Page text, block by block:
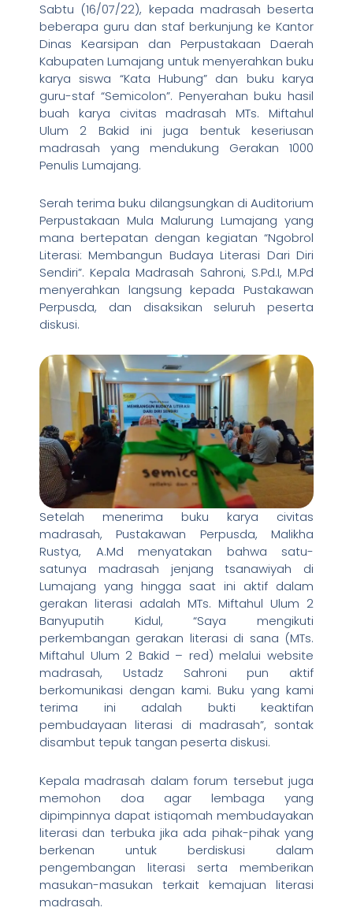
Sabtu (16/07/22), kepada madrasah beserta
beberapa guru dan staf berkunjung ke Kantor
Dinas Kearsipan dan Perpustakaan Daerah
Kabupaten Lumajang untuk menyerahkan buku
karya siswa “Kata Hubung” dan buku karya
guru-staf “Semicolon”. Penyerahan buku hasil
buah karya civitas madrasah MTs. Miftahul
Ulum 2 Bakid ini juga bentuk keseriusan
madrasah yang mendukung Gerakan 1000
Penulis Lumajang.
Serah terima buku dilangsungkan di Auditorium
Perpustakaan Mula Malurung Lumajang yang
mana bertepatan dengan kegiatan “Ngobrol
Literasi: Membangun Budaya Literasi Dari Diri
Sendiri”. Kepala Madrasah Sahroni, S.Pd.I, M.Pd
menyerahkan langsung kepada Pustakawan
Perpusda, dan disaksikan seluruh peserta
diskusi.
Setelah menerima buku karya civitas
madrasah, Pustakawan Perpusda, Malikha
Rustya, A.Md menyatakan bahwa satu-
satunya madrasah jenjang tsanawiyah di
Lumajang yang hingga saat ini aktif dalam
gerakan literasi adalah MTs. Miftahul Ulum 2
Banyuputih Kidul, “Saya mengikuti
perkembangan gerakan literasi di sana (MTs.
Miftahul Ulum 2 Bakid – red) melalui website
madrasah, Ustadz Sahroni pun aktif
berkomunikasi dengan kami. Buku yang kami
terima ini adalah bukti keaktifan
pembudayaan literasi di madrasah”, sontak
disambut tepuk tangan peserta diskusi.
Kepala madrasah dalam forum tersebut juga
memohon doa agar lembaga yang
dipimpinnya dapat istiqomah membudayakan
literasi dan terbuka jika ada pihak-pihak yang
berkenan untuk berdiskusi dalam
pengembangan literasi serta memberikan
masukan-masukan terkait kemajuan literasi
madrasah.